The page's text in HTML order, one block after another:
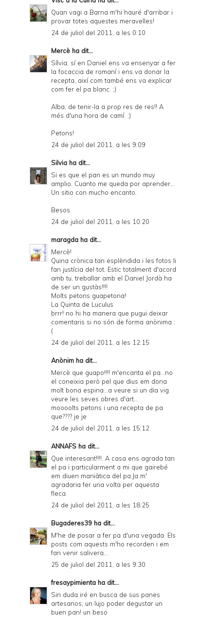
Quan vagi a Barna m'hi hauré d'arribar i
provar totes aquestes meravelles!
24 de juliol del 2011, a les 0:10
Mercè ha dit...
Sílvia, sí en Daniel ens va ensenyar a fer
la focaccia de romaní i ens va donar la
recepta, així com també ens va explicar
com fer el pa blanc. ;)
Alba, de tenir-la a prop res de res!! A
més d'una hora de camí. ;)
Petons!
24 de juliol del 2011, a les 9:09
Silvia ha dit...
Si es que el pan es un mundo muy
amplio. Cuanto me queda por aprender...
Un sitio con mucho encanto.
Besos.
24 de juliol del 2011, a les 10:20
maragda ha dit...
Mercè!
Quina crònica tan esplèndida i les fotos li
fan justícia del tot. Estic totalment d'acord
amb tu, treballar amb el Daniel Jordà ha
de ser un gustàs!!!!
Molts petons guapetona!
La Quinta de Luculus
brrr! no hi ha manera que pugui deixar
comentaris si no són de forma anònima :
(
24 de juliol del 2011, a les 12:15
Anònim ha dit...
Mercè que guapo!!!! m'encanta el pa...no
el coneixia però pel que dius em dona
molt bona espina...a veure si un dia vig
veure les seves obres d'art...
moooolts petons i una recepta de pa
que???? je je
24 de juliol del 2011, a les 15:12
ANNAFS ha dit...
Que interesant!!!!. A casa ens agrada tan
el pa i particularment a mi que gairebé
em diuen maniàtica del pa.Ja m'
agradaria fer una volta per aquesta
fleca.
24 de juliol del 2011, a les 18:25
Bugaderes39 ha dit...
M'he de posar a fer pa d'una vegada. Els
posts com aquests m'ho recorden i em
fan venir salivera...
25 de juliol del 2011, a les 9:30
fresaypimienta ha dit...
Sin duda iré en busca de sus panes
artesanos, un lujo poder degustar un
buen pan! un beso